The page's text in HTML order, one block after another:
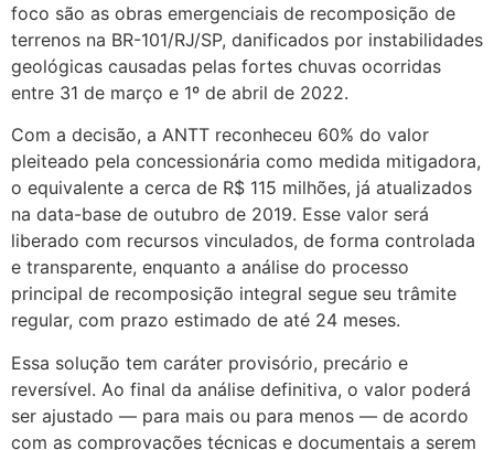
foco são as obras emergenciais de recomposição de
terrenos na BR-101/RJ/SP, danificados por instabilidades
geológicas causadas pelas fortes chuvas ocorridas
entre 31 de março e 1º de abril de 2022.
Com a decisão, a ANTT reconheceu 60% do valor
pleiteado pela concessionária como medida mitigadora,
o equivalente a cerca de R$ 115 milhões, já atualizados
na data-base de outubro de 2019. Esse valor será
liberado com recursos vinculados, de forma controlada
e transparente, enquanto a análise do processo
principal de recomposição integral segue seu trâmite
regular, com prazo estimado de até 24 meses.
Essa solução tem caráter provisório, precário e
reversível. Ao final da análise definitiva, o valor poderá
ser ajustado — para mais ou para menos — de acordo
com as comprovações técnicas e documentais a serem